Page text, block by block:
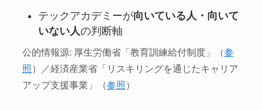
テックアカデミーが向いている人・向いて
いない人の判断軸
公的情報源: 厚生労働省「教育訓練給付制度」（参
照）／経済産業省「リスキリングを通じたキャリア
アップ支援事業」（参照）